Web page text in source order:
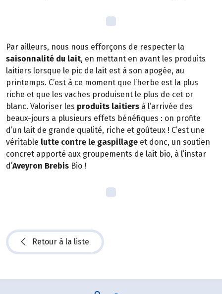
Par ailleurs, nous nous efforçons de respecter la
saisonnalité du lait, en mettant en avant les produits
laitiers lorsque le pic de lait est à son apogée, au
printemps. C’est à ce moment que l’herbe est la plus
riche et que les vaches produisent le plus de cet or
blanc. Valoriser les produits laitiers à l’arrivée des
beaux-jours a plusieurs effets bénéfiques : on profite
d’un lait de grande qualité, riche et goûteux ! C’est une
véritable lutte contre le gaspillage et donc, un soutien
concret apporté aux groupements de lait bio, à l’instar
d’Aveyron Brebis Bio !
Retour à la liste